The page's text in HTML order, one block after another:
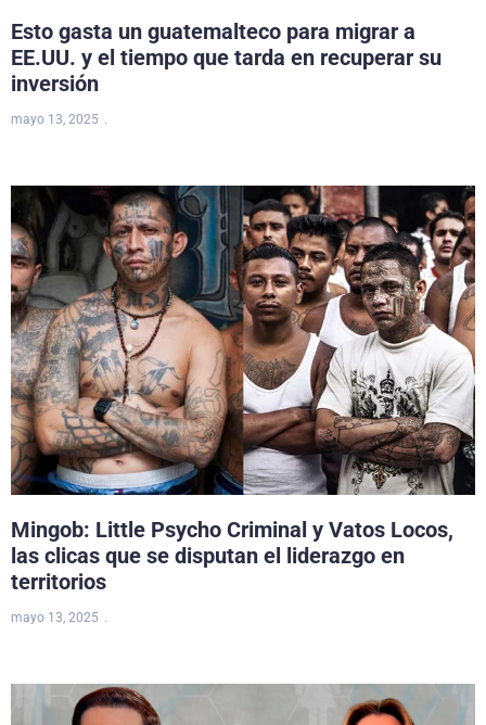
Esto gasta un guatemalteco para migrar a
EE.UU. y el tiempo que tarda en recuperar su
inversión
mayo 13, 2025
Mingob: Little Psycho Criminal y Vatos Locos,
las clicas que se disputan el liderazgo en
territorios
mayo 13, 2025